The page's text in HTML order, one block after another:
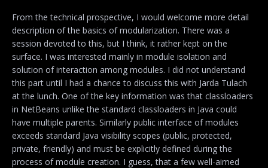
From the technical prospective, I would welcome more detail
description of the basics of modularization. There was a
session devoted to this, but I think, it rather kept on the
surface. I was interested mainly in module isolation and
solution of interaction among modules. I did not understand
this part until I had a chance to discuss this with Jarda Tulach
at the lunch. One of the key information was that classloaders
in NetBeans unlike the standard classloaders in Java could
have multiple parents. Similarly public interface of modules
exceeds standard Java visibility scopes (public, protected,
private, friendly) and must be explicitly defined during the
process of module creation. I guess, that a few well-aimed